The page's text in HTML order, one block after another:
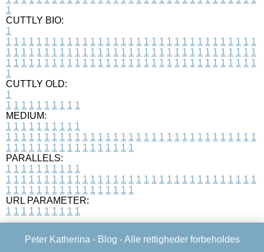
1
CUTTLY BIO:
1
1 1 1 1 1 1 1 1 1 1 1 1 1 1 1 1 1 1 1 1 1 1 1 1 1 1 1 1 1 1 1 1 1
1 1 1 1 1 1 1 1 1 1 1 1 1 1 1 1 1 1 1 1 1 1 1 1 1 1 1 1 1 1 1 1 1
1 1 1 1 1 1 1 1 1 1 1 1 1 1 1 1 1 1 1 1 1 1 1 1 1 1 1 1 1 1 1 1 1
1
CUTTLY OLD:
1
1 1 1 1 1 1 1 1 1 1
MEDIUM:
1 1 1 1 1 1 1 1 1 1
1 1 1 1 1 1 1 1 1 1 1 1 1 1 1 1 1 1 1 1 1 1 1 1 1 1 1 1 1 1 1 1 1
1 1 1 1 1 1 1 1 1 1 1 1 1 1 1 1 1
PARALLELS:
1 1 1 1 1 1 1 1 1 1
1 1 1 1 1 1 1 1 1 1 1 1 1 1 1 1 1 1 1 1 1 1 1 1 1 1 1 1 1 1 1 1 1
1 1 1 1 1 1 1 1 1 1 1 1 1 1 1 1 1
URL PARAMETER:
1 1 1 1 1 1 1 1 1 1
Peter Katherina - Blog - Alle rettigheder forbeholdes